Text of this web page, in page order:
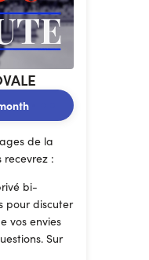
de la
recevrez :
bi-
pour discuter
vos envies
Sur